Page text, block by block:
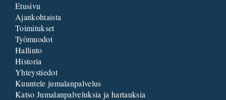
Etusivu
Ajankohtaista
Toimitukset
Työmuodot
Hallinto
Historia
Yhteystiedot
Kuuntele jumalanpalvelus
Katso Jumalanpalveluksia ja hartauksia